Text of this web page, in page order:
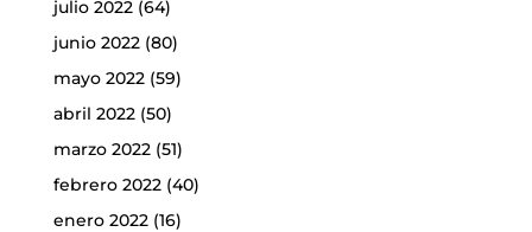
julio 2022(64)
junio 2022(80)
mayo 2022(59)
abril 2022(50)
marzo 2022(51)
febrero 2022(40)
enero 2022(16)